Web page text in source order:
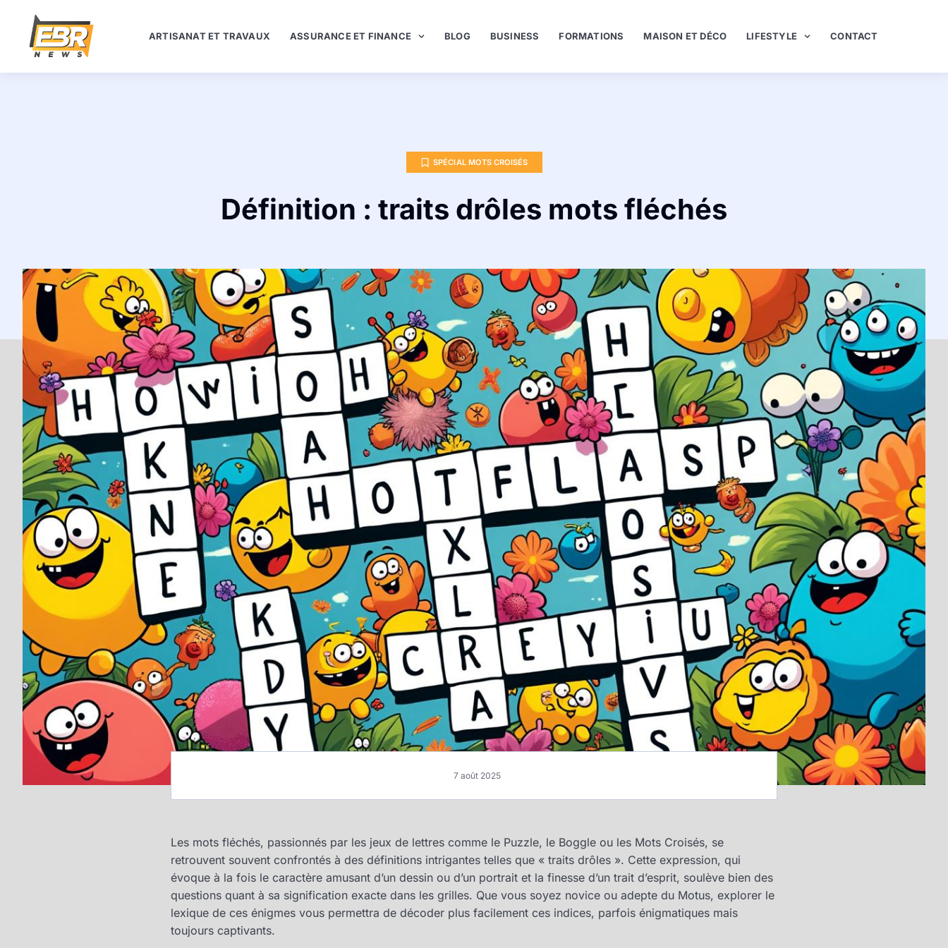
ARTISANAT ET TRAVAUX ASSURANCE ET FINANCE BLOG BUSINESS FORMATIONS MAISON ET DÉCO LIFESTYLE CONTACT
SPÉCIAL MOTS CROISÉS
Définition : traits drôles mots fléchés
7 août 2025
Les mots fléchés, passionnés par les jeux de lettres comme le Puzzle, le Boggle ou les Mots Croisés, se
retrouvent souvent confrontés à des définitions intrigantes telles que « traits drôles ». Cette expression, qui
évoque à la fois le caractère amusant d’un dessin ou d’un portrait et la finesse d’un trait d’esprit, soulève bien des
questions quant à sa signification exacte dans les grilles. Que vous soyez novice ou adepte du Motus, explorer le
lexique de ces énigmes vous permettra de décoder plus facilement ces indices, parfois énigmatiques mais
toujours captivants.